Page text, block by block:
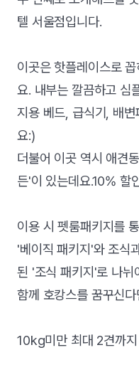
텔 서울점입니다.
이곳은 핫플레이스로
요. 내부는 깔끔하고 심
지용 베드, 급식기, 배
요:)
더불어 이곳 역시 애견
든'이 있는데요.10% 할
이용 시 펫룸패키지를
'베이직 패키지'와 조식
된 '조식 패키지'로 나뉘
함께 호캉스를 꿈꾸신
10kg미만 최대 2견까